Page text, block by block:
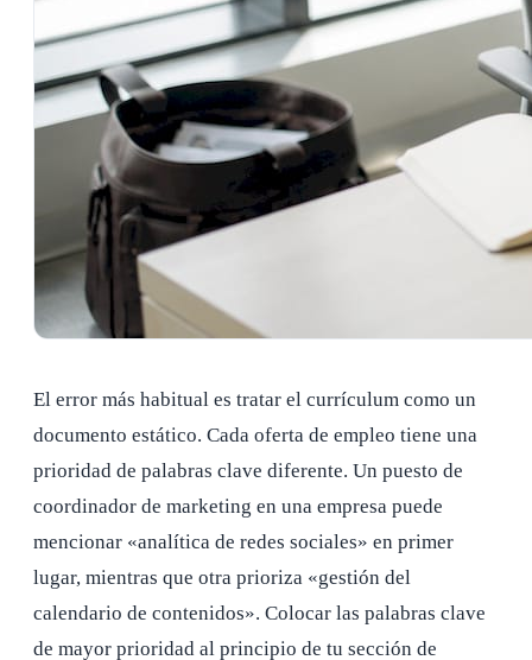
El error más habitual es tratar el currículum como un
documento estático. Cada oferta de empleo tiene una
prioridad de palabras clave diferente. Un puesto de
coordinador de marketing en una empresa puede
mencionar «analítica de redes sociales» en primer
lugar, mientras que otra prioriza «gestión del
calendario de contenidos». Colocar las palabras clave
de mayor prioridad al principio de tu sección de